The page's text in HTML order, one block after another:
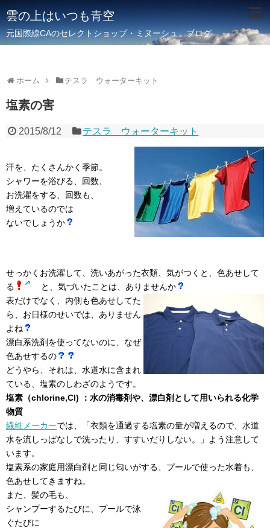
雲の上はいつも青空
元国際線CAのセレクトショップ・ミヌーシュ ブログ
ホーム テスラ ウォーターキット
塩素の害
2015/8/12 テスラ ウォーターキット
汗を、たくさんかく季節。
シャワーを浴びる、回数、
お洗濯をする、回数も、
増えているのでは
ないでしょうか
せっかくお洗濯して、洗いあがった衣類、気がつくと、色あせして
る
と、気づいたことは、ありませんか
表だけでなく、内側も色あせしてた
ら、お日様のせいでは、ありません
よね
漂白系洗剤を使ってないのに、なぜ
色あせするの
どうやら、それは、水道水に含まれ
ている、塩素のしわざのようです。
塩素（chlorine,Cl) ：水の消毒剤や、漂白剤として用いられる化学
物質
繊維メーカーでは、「衣類を通過する塩素の量が増えるので、水道
水を流しっぱなしで洗ったり、すすいだりしない。」よう注意して
います。
塩素系の家庭用漂白剤と同じ匂いがする、プールで使った水着も、
色あせしてきますね。
また、髪の毛も、
シャンプーするたびに、プールで泳
ぐたびに